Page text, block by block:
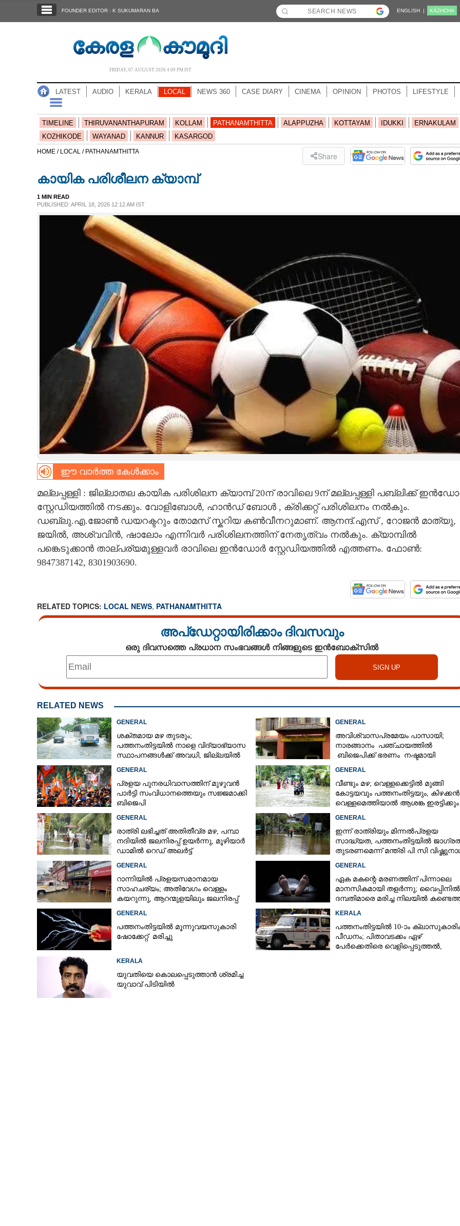
NOTIFIED NEWS
NEWS 360
CARTOONS
LITERATURE
CONTACT US
FOUNDER EDITOR : K SUKUMARAN BA ENGLISH | KĀZHCHA
FRIDAY, 07 AUGUST 2026 4.09 PM IST
LATEST AUDIO KERALA LOCAL NEWS 360 CASE DIARY CINEMA OPINION PHOTOS LIFESTYLE
TIMELINE THIRUVANANTHAPURAM KOLLAM PATHANAMTHITTA ALAPPUZHA KOTTAYAM IDUKKI
ERNAKULAM
KOZHIKODE
WAYANAD KANNUR KASARGOD
HOME / LOCAL / PATHANAMTHITTA Share
കായിക പരിശീലന ക്യാമ്പ്
1 MIN READ
PUBLISHED: APRIL 18, 2026 12:12 AM IST
ഈ വാർത്ത കേൾക്കാം
മല്ലപ്പള്ളി : ജില്ലാതല കായിക പരിശിലന ക്യാമ്പ് 20ന് രാവി​ലെ 9ന് മല്ലപ്പള്ളി പബ്ലിക്ക്
സ്റ്റേഡിയത്തിൽ നടക്കും. വോളിബോൾ, ഹാൻഡ് ബോൾ , ക്രിക്കറ്റ് പരിശിലനം നൽകും.
ഡബ്ലു.എ.ജോൺ ഡയറക്ടറും തോമസ് സ്കറിയ കൺവീനറുമാണ്. ആനന്ദ്.എസ് , റോജൻ മാത്യു,
ജയിൽ, അശ്വവിൻ, ഷാലോം എന്നിവർ പരിശിലനത്തി​ന് നേതൃത്വം നൽകും. ക്യാമ്പിൽ
പങ്കെടുക്കാൻ താല്പര്യമുള്ളവർ രാവിലെ ഇൻഡോർ സ്റ്റേഡിയത്തിൽ എത്തണം. ഫോൺ:
9847387142, 8301903690.
RELATED TOPICS: LOCAL NEWS, PATHANAMTHITTA
അപ്ഡേറ്റായിരിക്കാം ദിവസവും
ഒരു ദിവസത്തെ പ്രധാന സംഭവങ്ങൾ നിങ്ങളുടെ ഇൻബോക്സിൽ
RELATED NEWS
GENERAL
ശക്തമായ മഴ തുടരും;
പത്തനംതിട്ടയിൽ നാളെ വിദ്യാഭ്യാസ
സ്ഥാപനങ്ങൾക്ക് അവധി,​ ജില്ലയിൽ
GENERAL
അവിശ്വാസപ്രമേയം പാസായി;
നാരങ്ങാനം പഞ്ചായത്തിൽ
ബിജെപിക്ക് ഭരണം നഷ്ടമായി
GENERAL
പ്രളയ പുനരധിവാസത്തിന് മുഴുവൻ
പാർട്ടി സംവിധാനത്തെയും സജ്ജമാക്കി
ബിജെപി
GENERAL
വീണ്ടും മഴ; വെള്ളക്കെട്ടിൽ മുങ്ങി
കോട്ടയവും പത്തനംതിട്ടയും, കിഴക്കൻ
വെള്ളമെത്തിയാൽ ആശങ്ക ഇരട്ടിക്കും
GENERAL
രാത്രി ലഭിച്ചത് അതിതീവ്ര മഴ, പമ്പാ
നദിയിൽ ജലനിരപ്പ് ഉയർന്നു, മൂഴിയാർ
ഡാമിൽ റെഡ് അലർട്ട്
GENERAL
ഇന്ന് രാത്രിയും മിന്നൽപ്രളയ
സാദ്ധ്യത,​ പത്തനംതിട്ടയിൽ
തുടരണമെന്ന് മന്ത്രി പി സി
GENERAL
റാന്നിയിൽ പ്രളയസമാനമായ
സാഹചര്യം; അതിവേഗം വെള്ളം
കയറുന്നു, ആറന്മുളയിലും ജലനിരപ്പ്
GENERAL
ഏക മകന്റെ മരണത്തിന് പിന്നാലെ
മാനസികമായി തളർന്നു; വൈപ്പിനിൽ
ദമ്പതിമാരെ മരിച്ച നിലയിൽ
GENERAL
പത്തനംതിട്ടയിൽ മൂന്നുവയസുകാരി
ഷോക്കേറ്റ് മരിച്ചു
KERALA
പത്തനംതിട്ടയിൽ 10-ാം
പീഡനം; പിതാവടക്കം ഏഴ്
പേർക്കെതിരെ വെളിപ്പെടുത്തൽ,
KERALA
യുവതിയെ കൊലപ്പെടുത്താൻ ശ്രമിച്ച
യുവാവ് പിടിയിൽ